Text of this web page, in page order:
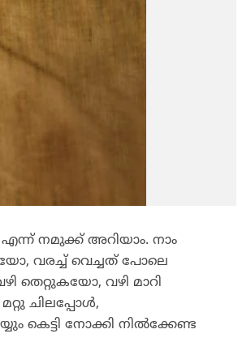
എന്ന് നമുക്ക് അറിയാം. നാം
വരച്ച് വെച്ചത് പോലെ
തെറ്റുകയോ, വഴി മാറി
ചിലപ്പോള്‍,
കെട്ടി നോക്കി നില്‍ക്കേണ്ട